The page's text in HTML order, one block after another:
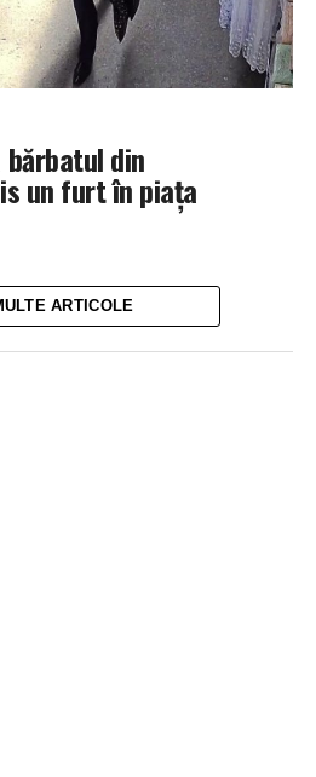
bărbatul din
un furt în piața
ARTICOLE